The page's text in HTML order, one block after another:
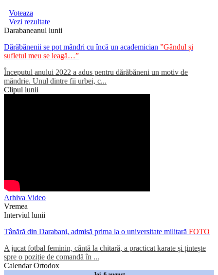
Voteaza
Vezi rezultate
Darabaneanul lunii
Dărăbănenii se pot mândri cu încă un academician ”Gândul și
sufletul meu se leagă…”
Începutul anului 2022 a adus pentru dărăbăneni un motiv de
mândrie. Unul dintre fii urbei, c...
Clipul lunii
Arhiva Video
Vremea
Interviul lunii
Tânără din Darabani, admisă prima la o universitate militară FOTO
A jucat fotbal feminin, cântă la chitară, a practicat karate și țintește
spre o poziție de comandă în ...
Calendar Ortodox